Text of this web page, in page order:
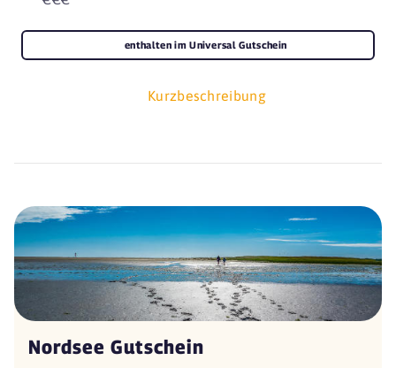
Kurzbeschreibung
enthalten im Universal Gutschein
Nordsee Gutschein